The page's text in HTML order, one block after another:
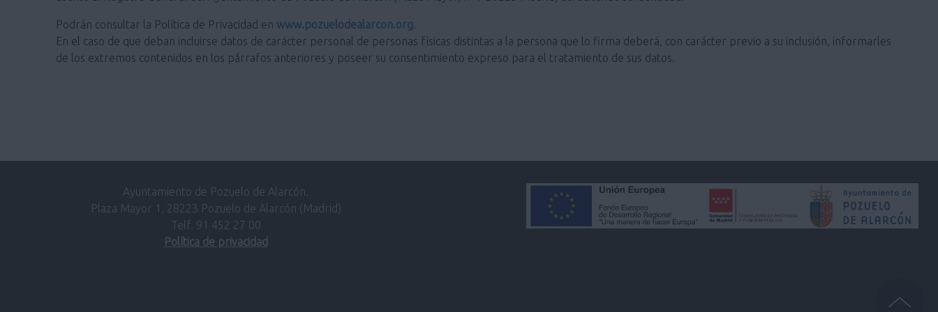
Podrán consultar la Política de Privacidad en www.pozuelodealarcon.org.
En el caso de que deban incluirse datos de carácter personal de personas físicas distintas a la persona que lo firma deberá, con carácter previo a su inclusión, informarles
de los extremos contenidos en los párrafos anteriores y poseer su consentimiento expreso para el tratamiento de sus datos.
Ayuntamiento de Pozuelo de Alarcón.
Plaza Mayor 1, 28223 Pozuelo de Alarcón (Madrid)
Telf. 91 452 27 00
Política de privacidad